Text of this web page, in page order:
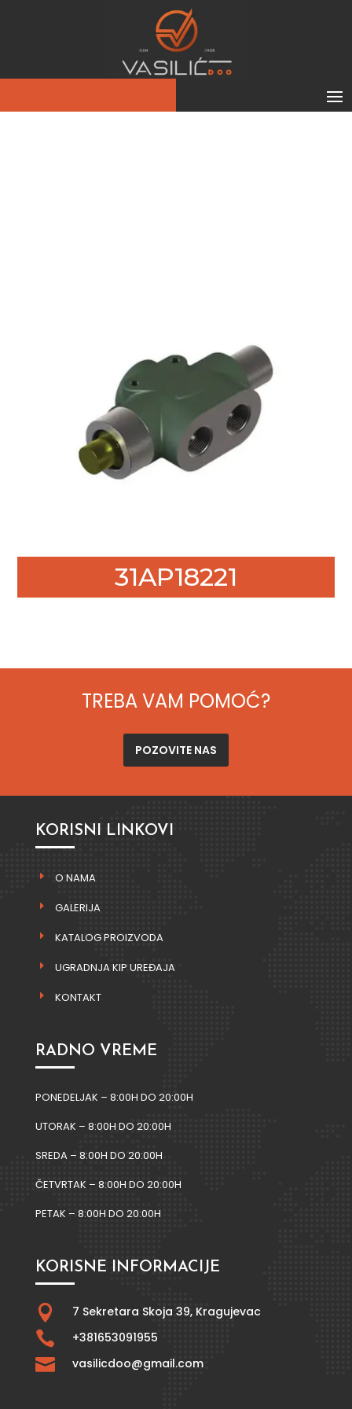
31AP18221
TREBA VAM POMOĆ?
POZOVITE NAS
KORISNI LINKOVI
O NAMA
GALERIJA
KATALOG PROIZVODA
UGRADNJA KIP UREĐAJA
KONTAKT
RADNO VREME
PONEDELJAK – 8:00H DO 20:00H
UTORAK – 8:00H DO 20:00H
SREDA – 8:00H DO 20:00H
ČETVRTAK – 8:00H DO 20:00H
PETAK – 8:00H DO 20:00H
KORISNE INFORMACIJE
 7 Sekretara Skoja 39, Kragujevac
 +381653091955
 vasilicdoo@gmail.com